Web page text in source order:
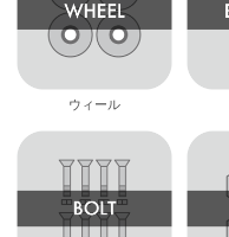
ウィール